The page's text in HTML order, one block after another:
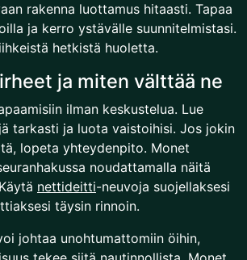
rakenna luottamus hitaasti. Tapaa
ja kerro ystävälle suunnitelmistasi.
hetkistä huoletta.
ja miten välttää ne
ilman keskustelua. Lue
tarkasti ja luota vaistoihisi. Jos jokin
lopeta yhteydenpito. Monet
noudattamalla näitä
nettideitti-neuvoja suojellaksesi
täysin rinnoin.
johtaa unohtumattomiin öihin,